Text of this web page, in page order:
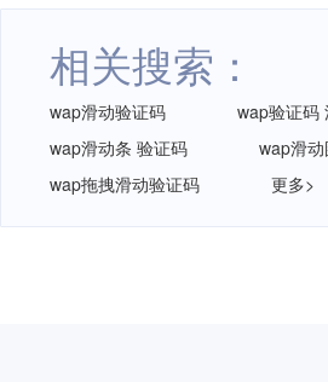
相关搜索：
wap滑动验证码 wap验证码
wap滑动条 验证码
wap滑
wap拖拽滑动验证码
更多>